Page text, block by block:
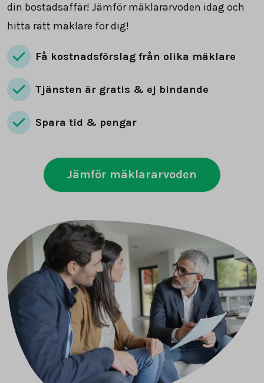
din bostadsaffär! Jämför mäklararvoden idag och
hitta rätt mäklare för dig!
Få kostnadsförslag från olika mäklare
Tjänsten är gratis & ej bindande
Spara tid & pengar
Jämför mäklararvoden